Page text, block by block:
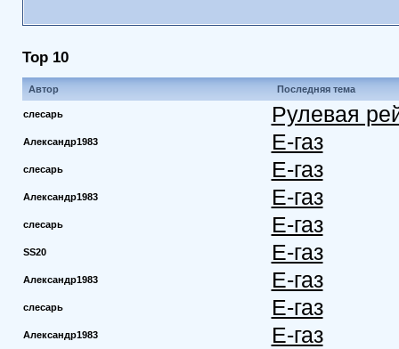
Top 10
Автор Последняя тема
слесарь Рулевая
Александр1983 Е-газ
слесарь Е-газ
Александр1983 Е-газ
слесарь Е-газ
SS20 Е-газ
Александр1983 Е-газ
слесарь Е-газ
Александр1983 Е-газ